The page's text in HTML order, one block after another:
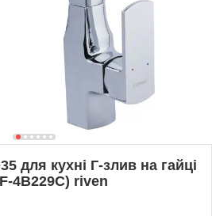
для кухні Г-злив на гайці
4B229C) riven